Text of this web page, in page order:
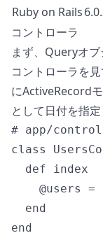
Ruby on Rails
コントローラ
まず、Queryオブ
コントローラを
にActiveRecord
として日付を指定
# app/
class
  def index
@users =
  end